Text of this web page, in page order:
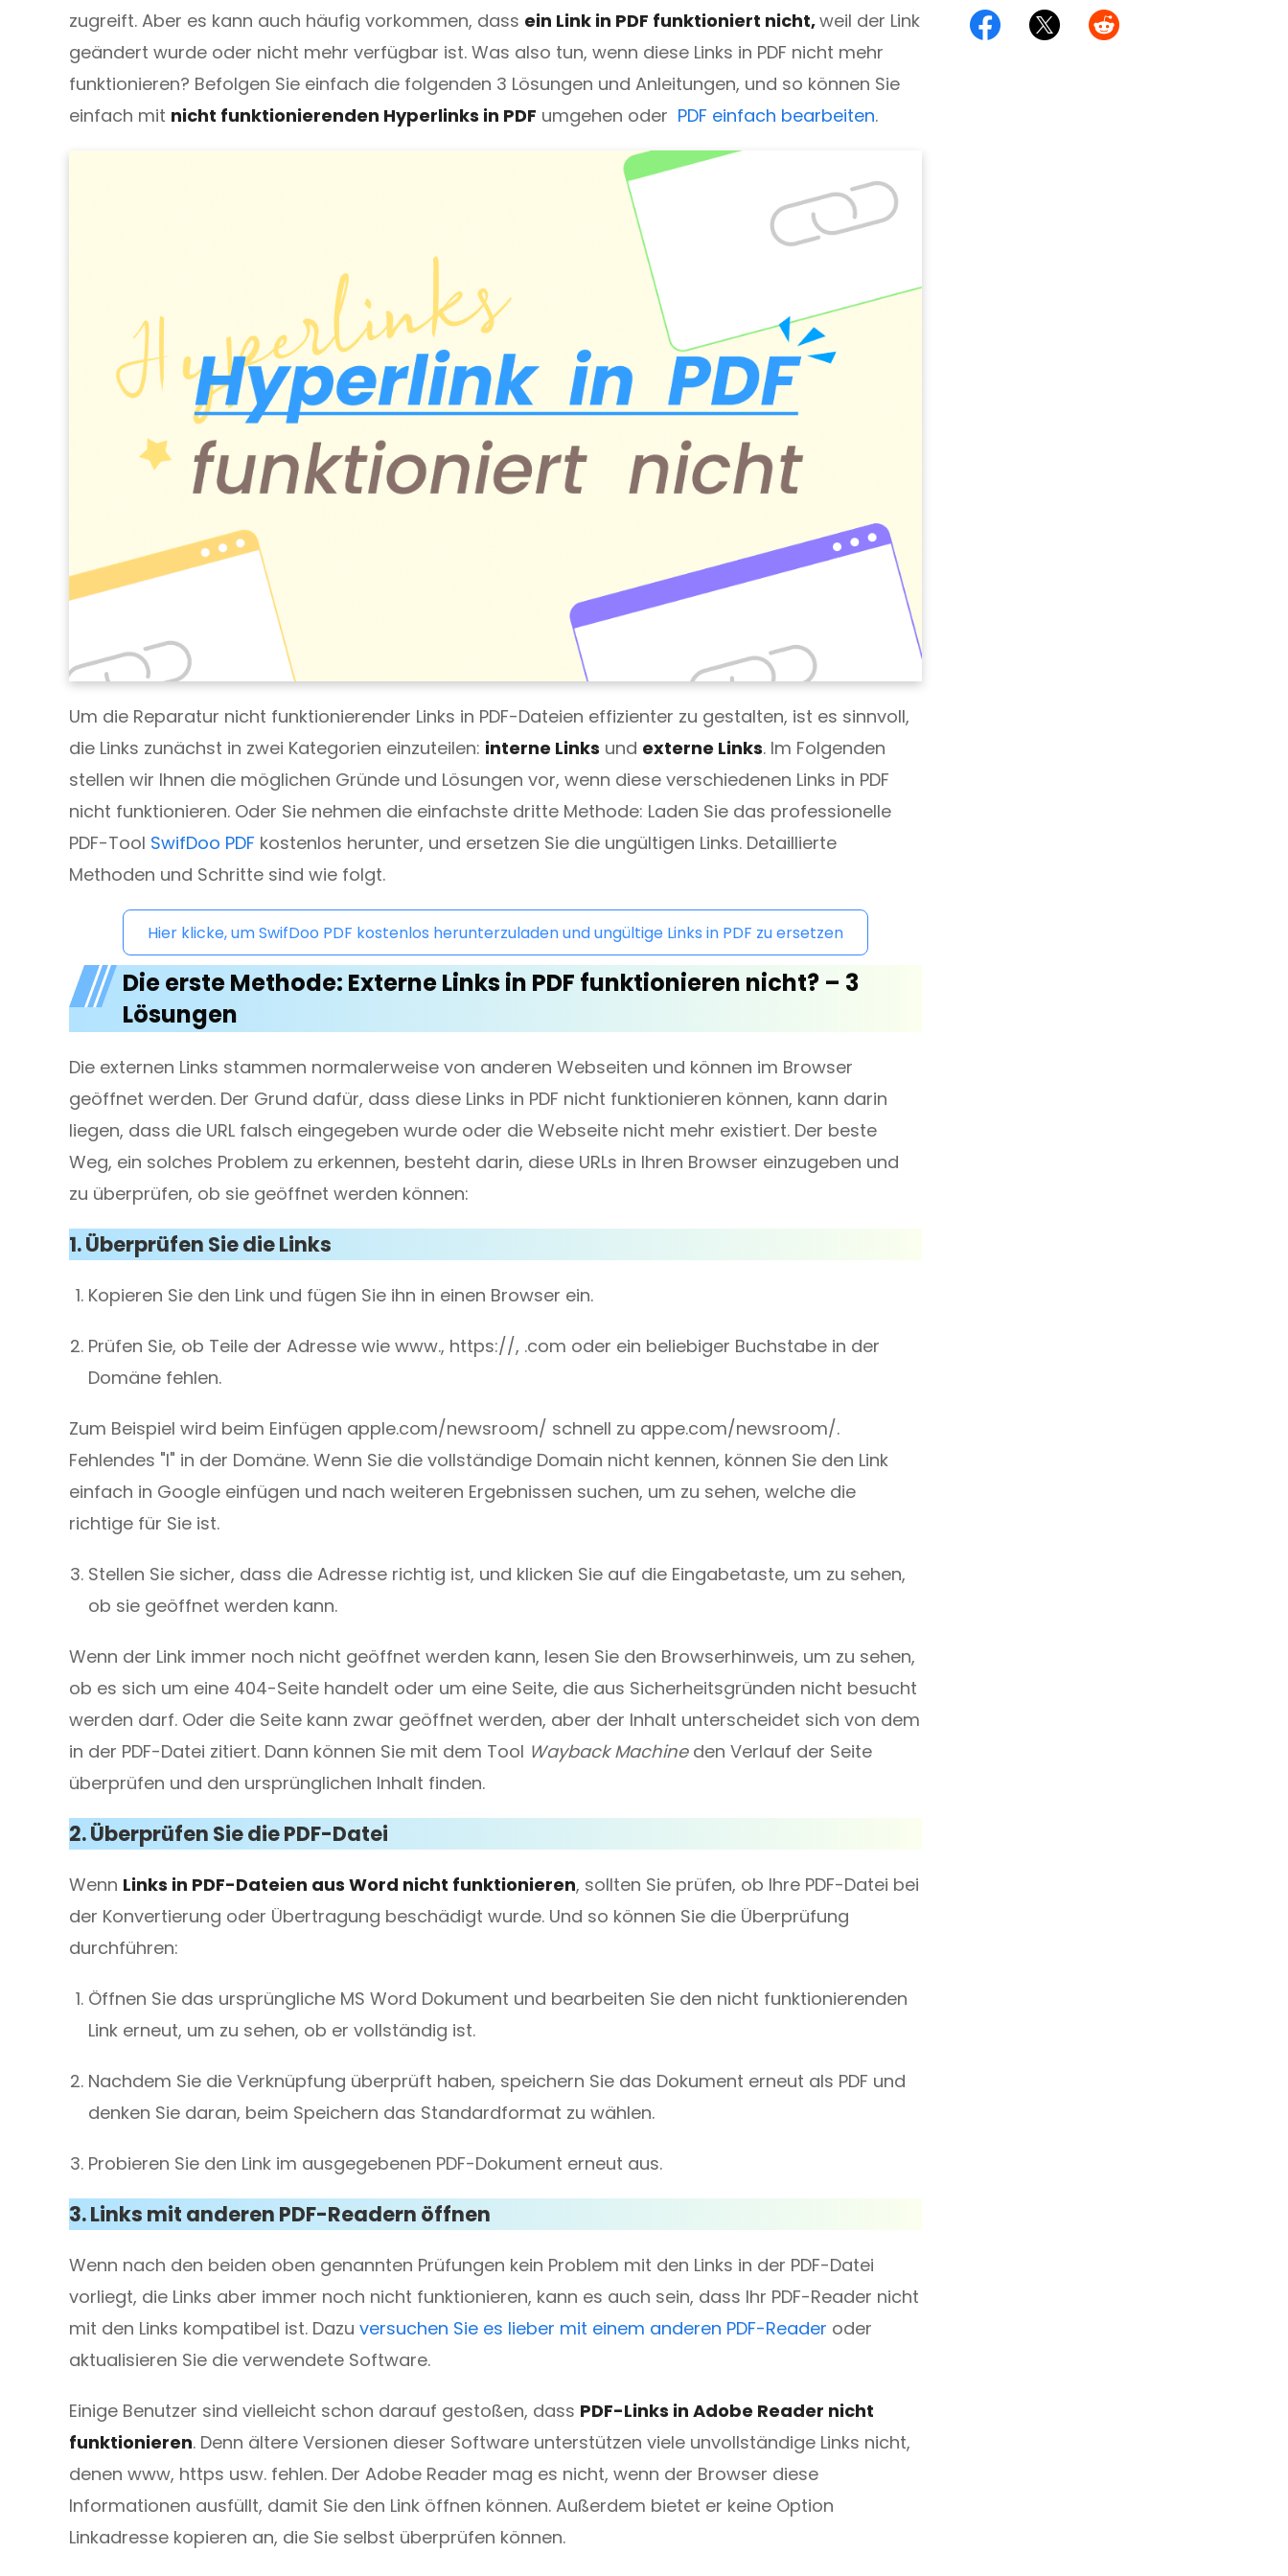
DWG in PDF
JPG in PDF
Schützen
Schützen Sie PDFs mit Passwörtern vor Anzeigen, Kopieren, Drucken und Bearbeiten.
zugreift. Aber es kann auch häufig vorkommen, dass ein Link in PDF funktioniert nicht,weil der Link
geändert wurde oder nicht mehr verfügbar ist. Was also tun, wenn diese Links in PDF nicht mehr
funktionieren? Befolgen Sie einfach die folgenden 3 Lösungen und Anleitungen, und so können Sie
einfach mit nicht funktionierenden Hyperlinks in PDF umgehen oder PDF einfach bearbeiten.
Um die Reparatur nicht funktionierender Links in PDF-Dateien effizienter zu gestalten, ist es sinnvoll,
die Links zunächst in zwei Kategorien einzuteilen: interne Links und externe Links. Im Folgenden
stellen wir Ihnen die möglichen Gründe und Lösungen vor, wenn diese verschiedenen Links in PDF
nicht funktionieren. Oder Sie nehmen die einfachste dritte Methode: Laden Sie das professionelle
PDF-Tool SwifDoo PDF kostenlos herunter, und ersetzen Sie die ungültigen Links. Detaillierte
Methoden und Schritte sind wie folgt.
Hier klicke, um SwifDoo PDF kostenlos herunterzuladen und ungültige Links in PDF zu ersetzen
Die erste Methode: Externe Links in PDF funktionieren nicht? – 3
Lösungen
Die externen Links stammen normalerweise von anderen Webseiten und können im Browser
geöffnet werden. Der Grund dafür, dass diese Links in PDF nicht funktionieren können, kann darin
liegen, dass die URL falsch eingegeben wurde oder die Webseite nicht mehr existiert. Der beste
Weg, ein solches Problem zu erkennen, besteht darin, diese URLs in Ihren Browser einzugeben und
zu überprüfen, ob sie geöffnet werden können:
1. Überprüfen Sie die Links
Kopieren Sie den Link und fügen Sie ihn in einen Browser ein.
Prüfen Sie, ob Teile der Adresse wie www., https://, .com oder ein beliebiger Buchstabe in der
Domäne fehlen.
Zum Beispiel wird beim Einfügen apple.com/newsroom/ schnell zu appe.com/newsroom/.
Fehlendes "l" in der Domäne. Wenn Sie die vollständige Domain nicht kennen, können Sie den Link
einfach in Google einfügen und nach weiteren Ergebnissen suchen, um zu sehen, welche die
richtige für Sie ist.
Stellen Sie sicher, dass die Adresse richtig ist, und klicken Sie auf die Eingabetaste, um zu sehen,
ob sie geöffnet werden kann.
Wenn der Link immer noch nicht geöffnet werden kann, lesen Sie den Browserhinweis, um zu sehen,
ob es sich um eine 404-Seite handelt oder um eine Seite, die aus Sicherheitsgründen nicht besucht
werden darf. Oder die Seite kann zwar geöffnet werden, aber der Inhalt unterscheidet sich von dem
in der PDF-Datei zitiert. Dann können Sie mit dem Tool Wayback Machineden Verlauf der Seite
überprüfen und den ursprünglichen Inhalt finden.
2. Überprüfen Sie die PDF-Datei
Wenn Links in PDF-Dateien aus Word nicht funktionieren, sollten Sie prüfen, ob Ihre PDF-Datei bei
der Konvertierung oder Übertragung beschädigt wurde. Und so können Sie die Überprüfung
durchführen:
Öffnen Sie das ursprüngliche MS Word Dokument und bearbeiten Sie den nicht funktionierenden
Link erneut, um zu sehen, ob er vollständig ist.
Nachdem Sie die Verknüpfung überprüft haben, speichern Sie das Dokument erneut als PDF und
denken Sie daran, beim Speichern das Standardformat zu wählen.
Probieren Sie den Link im ausgegebenen PDF-Dokument erneut aus.
3. Links mit anderen PDF-Readern öffnen
Wenn nach den beiden oben genannten Prüfungen kein Problem mit den Links in der PDF-Datei
vorliegt, die Links aber immer noch nicht funktionieren, kann es auch sein, dass Ihr PDF-Reader nicht
mit den Links kompatibel ist. Dazu versuchen Sie es lieber mit einem anderen PDF-Reader oder
aktualisieren Sie die verwendete Software.
Einige Benutzer sind vielleicht schon darauf gestoßen, dass PDF-Links in Adobe Reader nicht
funktionieren. Denn ältere Versionen dieser Software unterstützen viele unvollständige Links nicht,
denen www, https usw. fehlen. Der Adobe Reader mag es nicht, wenn der Browser diese
Informationen ausfüllt, damit Sie den Link öffnen können. Außerdem bietet er keine Option
Linkadresse kopieren an, die Sie selbst überprüfen können.